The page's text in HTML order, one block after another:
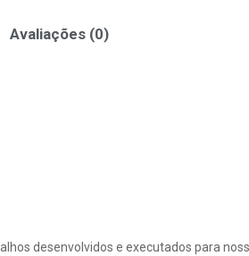
Avaliações (0)
desenvolvidos e executados para